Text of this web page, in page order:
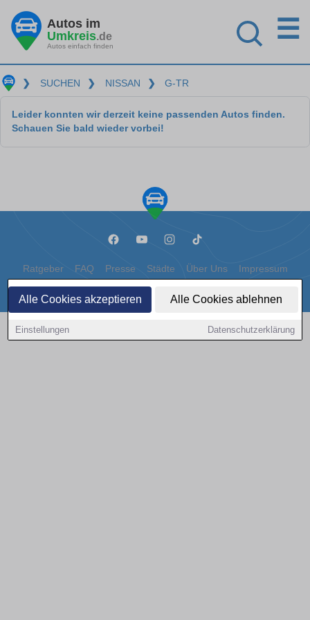
Alle Cookies akzeptieren Alle Cookies ablehnen
Einstellungen Datenschutzerklärung
Autos im
Umkreis.de
Autos einfach finden
☰
❯ SUCHEN ❯ NISSAN ❯ G-TR
Leider konnten wir derzeit keine passenden Autos finden.
Schauen Sie bald wieder vorbei!
Ratgeber FAQ Presse Städte Über Uns Impressum
Datenschutz Cookies
Copyright © 2000 - 2026 | 1A Infosysteme GmbH | Content by: 1a-sites-autos